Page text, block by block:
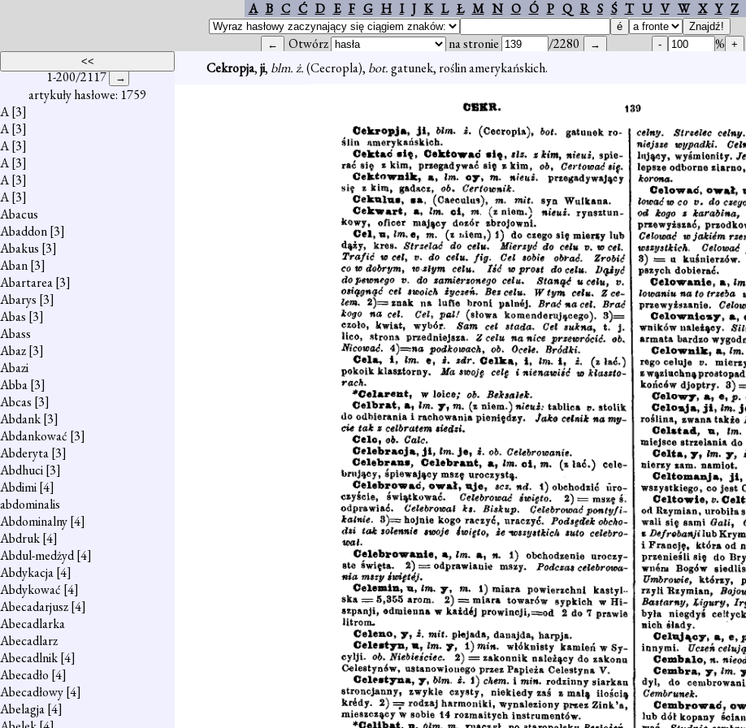
A B C Ć D E F G H I J K L Ł M N O Ó P Q R S Ś T U V W X Y Z
Otwórz na stronie /2280 %
1-200/2117
artykuły hasłowe: 1759
A[3]
A[3]
A[3]
A[3]
A[3]
A[3]
Abacus
Abaddon[3]
Abakus [3]
Aban[3]
Abartarea[3]
Abarys [3]
Abas [3]
Abass
Abaz[3]
Abazi
Abba[3]
Abcas [3]
Abdank[3]
Abdankować [3]
Abderyta[3]
Abdhuci[3]
Abdimi[4]
abdominalis
Abdominalny[4]
Abdruk[4]
Abdul-medżyd[4]
Abdykacja[4]
Abdykować [4]
Abecadarjusz[4]
Abecadlarka
Abecadlarz
Abecadlnik[4]
Abecadło [4]
Abecadłowy[4]
Abelagja[4]
Cekropja,ji, blm. ż.(Cecropla), bot.gatunek, roślin amerykańskich.